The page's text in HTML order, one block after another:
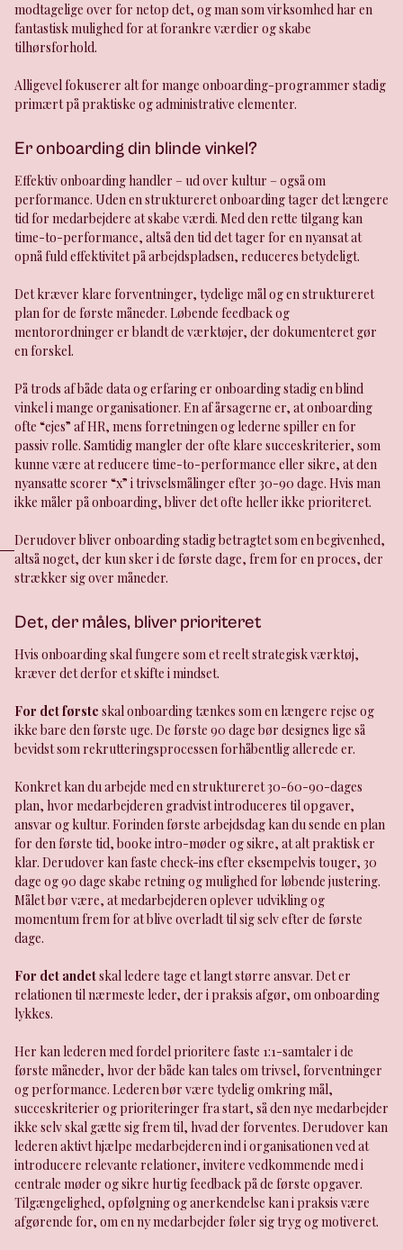
modtagelige over for netop det, og man som virksomhed har en
fantastisk mulighed for at forankre værdier og skabe
tilhørsforhold.
Alligevel fokuserer alt for mange onboarding-programmer stadig
primært på praktiske og administrative elementer.
Er onboarding din blinde vinkel?
Effektiv onboarding handler – ud over kultur – også om
performance. Uden en struktureret onboarding tager det længere
tid for medarbejdere at skabe værdi. Med den rette tilgang kan
time-to-performance, altså den tid det tager for en nyansat at
opnå fuld effektivitet på arbejdspladsen, reduceres betydeligt.
Det kræver klare forventninger, tydelige mål og en struktureret
plan for de første måneder. Løbende feedback og
mentorordninger er blandt de værktøjer, der dokumenteret gør
en forskel.
På trods af både data og erfaring er onboarding stadig en blind
vinkel i mange organisationer. En af årsagerne er, at onboarding
ofte “ejes” af HR, mens forretningen og lederne spiller en for
passiv rolle. Samtidig mangler der ofte klare succeskriterier, som
kunne være at reducere time-to-performance eller sikre, at den
nyansatte scorer “x” i trivselsmålinger efter 30-90 dage. Hvis man
ikke måler på onboarding, bliver det ofte heller ikke prioriteret.
Derudover bliver onboarding stadig betragtet som en begivenhed,
altså noget, der kun sker i de første dage, frem for en proces, der
strækker sig over måneder.
Det, der måles, bliver prioriteret
Hvis onboarding skal fungere som et reelt strategisk værktøj,
kræver det derfor et skifte i mindset.
For det første skal onboarding tænkes som en længere rejse og
ikke bare den første uge. De første 90 dage bør designes lige så
bevidst som rekrutteringsprocessen forhåbentlig allerede er.
Konkret kan du arbejde med en struktureret 30-60-90-dages
plan, hvor medarbejderen gradvist introduceres til opgaver,
ansvar og kultur. Forinden første arbejdsdag kan du sende en plan
for den første tid, booke intro-møder og sikre, at alt praktisk er
klar. Derudover kan faste check-ins efter eksempelvis touger, 30
dage og 90 dage skabe retning og mulighed for løbende justering.
Målet bør være, at medarbejderen oplever udvikling og
momentum frem for at blive overladt til sig selv efter de første
dage.
For det andetskal ledere tage et langt større ansvar. Det er
relationen til nærmeste leder, der i praksis afgør, om onboarding
lykkes.
Her kan lederen med fordel prioritere faste 1:1-samtaler i de
første måneder, hvor der både kan tales om trivsel, forventninger
og performance. Lederen bør være tydelig omkring mål,
succeskriterier og prioriteringer fra start, så den nye medarbejder
ikke selv skal gætte sig frem til, hvad der forventes. Derudover kan
lederen aktivt hjælpe medarbejderen ind i organisationen ved at
introducere relevante relationer, invitere vedkommende med i
centrale møder og sikre hurtig feedback på de første opgaver.
Tilgængelighed, opfølgning og anerkendelse kan i praksis være
afgørende for, om en ny medarbejder føler sig tryg og motiveret.